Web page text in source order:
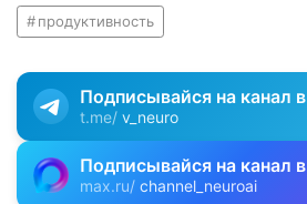
продуктивность
Подписывайся на канал в
t.me/ v_neuro
Подписывайся на канал в
max.ru/ channel_neuroai